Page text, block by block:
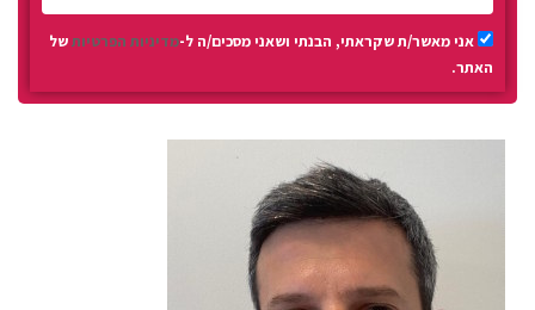
אני מאשר/ת שקראתי, הבנתי ושאני מסכים/ה ל-מדיניות הפרטיותשל
האתר.